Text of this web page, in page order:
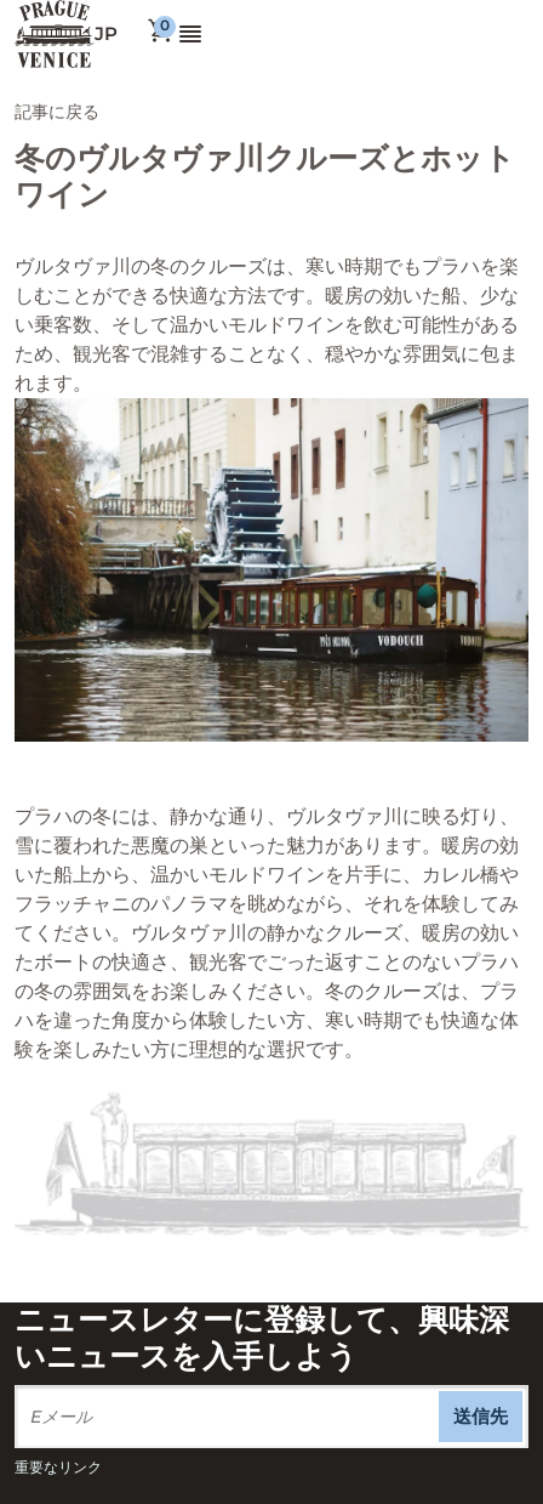
JP
記事に戻る
冬のヴルタヴァ川クルーズとホット
ワイン
ヴルタヴァ川の冬のクルーズは、寒い時期でもプラハを楽
しむことができる快適な方法です。暖房の効いた船、少な
い乗客数、そして温かいモルドワインを飲む可能性がある
ため、観光客で混雑することなく、穏やかな雰囲気に包ま
れます。
プラハの冬には、静かな通り、ヴルタヴァ川に映る灯り、
雪に覆われた悪魔の巣といった魅力があります。暖房の効
いた船上から、温かいモルドワインを片手に、カレル橋や
フラッチャニのパノラマを眺めながら、それを体験してみ
てください。ヴルタヴァ川の静かなクルーズ、暖房の効い
たボートの快適さ、観光客でごった返すことのないプラハ
の冬の雰囲気をお楽しみください。冬のクルーズは、プラ
ハを違った角度から体験したい方、寒い時期でも快適な体
験を楽しみたい方に理想的な選択です。
ニュースレターに登録して、興味深
いニュースを入手しよう
送信先
重要なリンク